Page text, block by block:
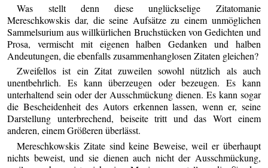
Was stellt denn diese unglückselige Zitatomanie
Mereschkowskis dar, die seine Aufsätze zu einem unmöglichen
Sammelsurium aus willkürlichen Bruchstücken von Gedichten und
Prosa, vermischt mit eigenen halben Gedanken und halben
Andeutungen, die ebenfalls zusammenhanglosen Zitaten gleichen?
Zweifellos ist ein Zitat zuweilen sowohl nützlich als auch
unentbehrlich. Es kann überzeugen oder bezeugen. Es kann
unterhaltend sein oder der Ausschmückung dienen. Es kann sogar
die Bescheidenheit des Autors erkennen lassen, wenn er, seine
Darstellung unterbrechend, beiseite tritt und das Wort einem
anderen, einem Größeren überlässt.
Mereschkowskis Zitate sind keine Beweise, weil er überhaupt
nichts beweist, und sie dienen auch nicht der Ausschmückung,